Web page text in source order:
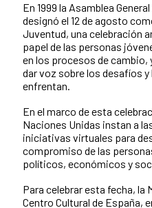
En 1999 la Asamblea
designó el 12 de agosto
Juventud, una celebración
papel de las personas
en los procesos de cambio,
dar voz sobre los desafíos
enfrentan.
En el marco de esta
Naciones Unidas instan a
iniciativas virtuales para
compromiso de las
políticos, económicos y
Para celebrar esta fecha, la
Centro Cultural de España,